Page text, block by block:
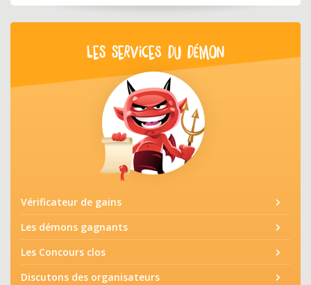
LES SERVICES DU DÉMON
Vérificateur de gains
Les démons gagnants
Les Concours clos
Discutons des organisateurs